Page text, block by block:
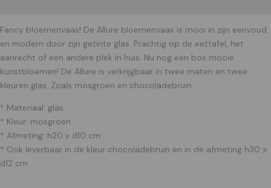
Fancy bloemenvaas! De Allure bloemenvaas is mooi in zijn eenvoud
en modern door zijn getinte glas. Prachtig op de eettafel, het
aanrecht of een andere plek in huis. Nu nog een bos mooie
kunstbloemen! De Allure is verkrijgbaar in twee maten en twee
kleuren glas. Zoals mosgroen en chocoladebruin.
* Materiaal: glas
* Kleur: mosgroen
* Afmeting: h20 x d10 cm
* Ook leverbaar in de kleur chocoladebruin en in de afmeting h30 x
d12 cm